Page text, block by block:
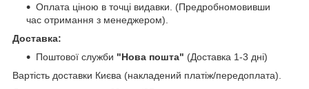
Оплата ціною в точці видавки. (Предробномовивши
час отримання з менеджером).
Доставка:
Поштової служби "Нова пошта" (Доставка 1-3 дні)
Вартість доставки Києва (накладений платіж/передоплата).